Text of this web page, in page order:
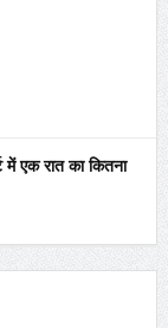
में एक रात का कितना